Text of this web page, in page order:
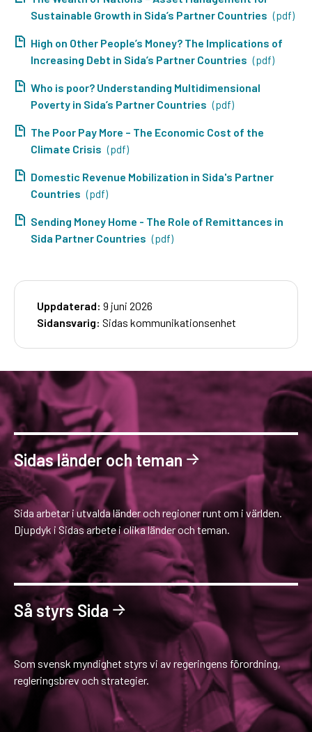
Sustainable Growth in Sida’s Partner Countries (pdf)
High on Other People’s Money? The Implications of
Increasing Debt in Sida’s Partner Countries (pdf)
Who is poor? Understanding Multidimensional
Poverty in Sida’s Partner Countries (pdf)
The Poor Pay More – The Economic Cost of the
Climate Crisis (pdf)
Domestic Revenue Mobilization in Sida's Partner
Countries (pdf)
Sending Money Home - The Role of Remittances in
Sida Partner Countries (pdf)
Uppdaterad: 9 juni 2026
Sidansvarig: Sidas kommunikationsenhet
Sidas länder och teman
Sida arbetar i utvalda länder och regioner runt om i världen.
Djupdyk i Sidas arbete i olika länder och teman.
Så styrs Sida
Som svensk myndighet styrs vi av regeringens förordning,
regleringsbrev och strategier.